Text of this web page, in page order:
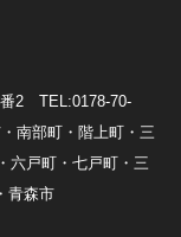
番2 TEL:0178-70-
南部町・階上町・三
六戸町・七戸町・三
青森市